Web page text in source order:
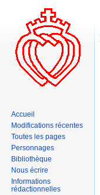
Accueil
Modifications récentes
Toutes les pages
Personnages
Bibliothèque
Nous écrire
Informations
rédactionnelles